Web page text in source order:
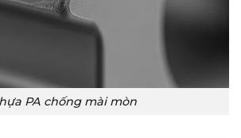
PA chống mài mòn